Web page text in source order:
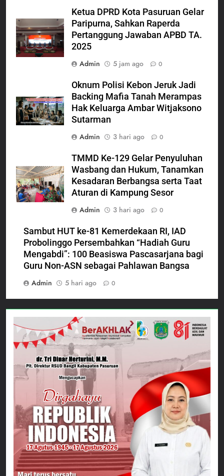
Ketua DPRD Kota Pasuruan Gelar
Paripurna, Sahkan Raperda
Pertanggung Jawaban APBD TA.
2025
Admin
5 jam ago 0
Oknum Polisi Kebon Jeruk Jadi
Backing Mafia Tanah Merampas
Hak Keluarga Ambar Witjaksono
Sutarman
Admin
3 hari ago 0
TMMD Ke-129 Gelar Penyuluhan
Wasbang dan Hukum, Tanamkan
Kesadaran Berbangsa serta Taat
Aturan di Kampung Sesor
Admin
3 hari ago 0
Sambut HUT ke-81 Kemerdekaan RI, IAD
Probolinggo Persembahkan “Hadiah Guru
Mengabdi”: 100 Beasiswa Pascasarjana bagi
Guru Non-ASN sebagai Pahlawan Bangsa
Admin
5 hari ago 0